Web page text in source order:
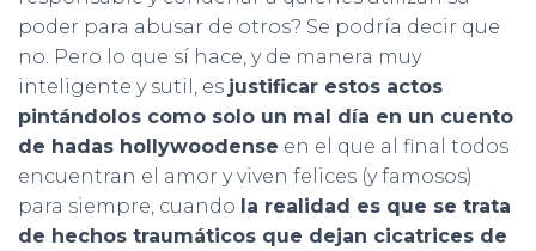
poder para abusar de otros? Se podría decir que
no. Pero lo que sí hace, y de manera muy
inteligente y sutil, es justificar estos actos
pintándolos como solo un mal día en un cuento
de hadas hollywoodense en el que al final todos
encuentran el amor y viven felices (y famosos)
para siempre, cuando la realidad es que se trata
de hechos traumáticos que dejan cicatrices de